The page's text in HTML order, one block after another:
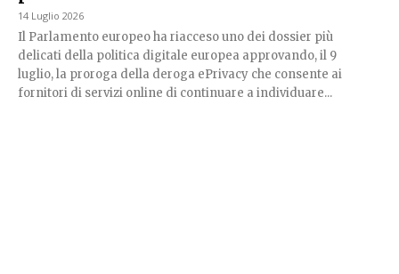
14 Luglio 2026
Il Parlamento europeo ha riacceso uno dei dossier più
delicati della politica digitale europea approvando, il 9
luglio, la proroga della deroga ePrivacy che consente ai
fornitori di servizi online di continuare a individuare...